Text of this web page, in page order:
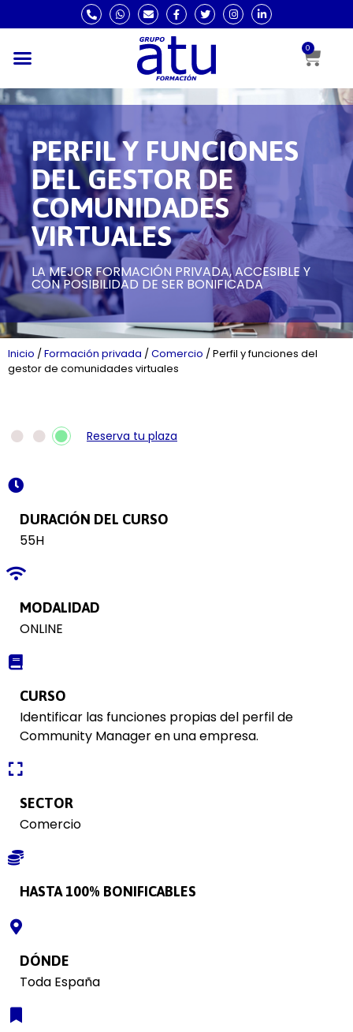
0
PERFIL Y FUNCIONES
DEL GESTOR DE
COMUNIDADES
VIRTUALES
LA MEJOR FORMACIÓN PRIVADA, ACCESIBLE Y
CON POSIBILIDAD DE SER BONIFICADA
Inicio /Formación privada /Comercio /Perfil y funciones del
gestor de comunidades virtuales
Reserva tu plaza
DURACIÓN DEL CURSO
55H
MODALIDAD
ONLINE
CURSO
Identificar las funciones propias del perfil de
Community Manager en una empresa.
SECTOR
Comercio
HASTA 100% BONIFICABLES
DÓNDE
Toda España